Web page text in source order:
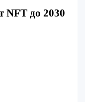
NFT до 2030